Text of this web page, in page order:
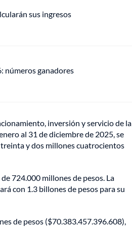
sus ingresos
números ganadores
inversión y servicio de la
al 31 de diciembre de 2025, se
y dos millones cuatrocientos
724.000 millones de pesos. La
con 1.3 billones de pesos para su
de pesos ($70.383.457.396.608),